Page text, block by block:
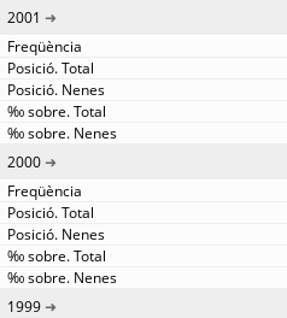
2001
2000
1999